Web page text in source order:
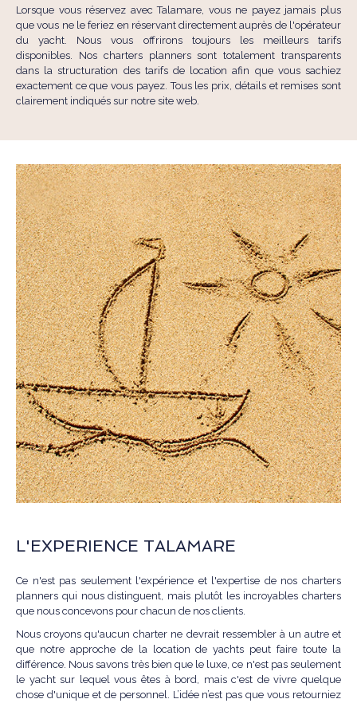
Lorsque vous réservez avec Talamare, vous ne payez jamais plus
que vous ne le feriez en réservant directement auprès de l'opérateur
du yacht. Nous vous offrirons toujours les meilleurs tarifs
disponibles. Nos charters planners sont totalement transparents
dans la structuration des tarifs de location afin que vous sachiez
exactement ce que vous payez. Tous les prix, détails et remises sont
clairement indiqués sur notre site web.
L'EXPERIENCE TALAMARE
Ce n'est pas seulement l'expérience et l'expertise de nos charters
planners qui nous distinguent, mais plutôt les incroyables charters
que nous concevons pour chacun de nos clients.
Nous croyons qu'aucun charter ne devrait ressembler à un autre et
que notre approche de la location de yachts peut faire toute la
différence. Nous savons très bien que le luxe, ce n'est pas seulement
le yacht sur lequel vous êtes à bord, mais c'est de vivre quelque
chose d'unique et de personnel. L’idée n’est pas que vous retourniez